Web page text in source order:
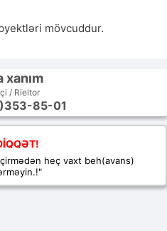
mövcuddur.
xanım
/ Rieltor
85-01
heç vaxt beh(avans)